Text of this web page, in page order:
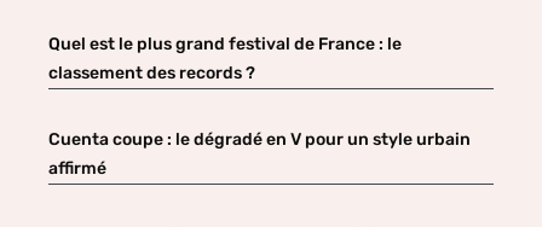
Quel est le plus grand festival de France : le
classement des records ?
Cuenta coupe : le dégradé en V pour un style urbain
affirmé